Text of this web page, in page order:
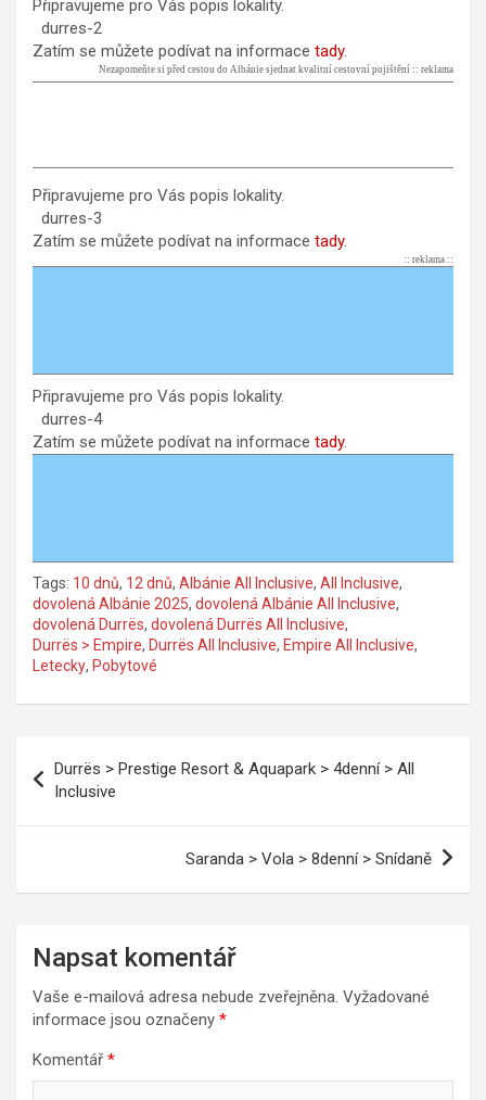
Připravujeme pro Vás popis lokality.
durres-2
Zatím se můžete podívat na informace tady.
Nezapomeňte si před cestou do Albánie sjednat kvalitní cestovní pojištění :: reklama
Připravujeme pro Vás popis lokality.
durres-3
Zatím se můžete podívat na informace tady.
:: reklama ::
Připravujeme pro Vás popis lokality.
durres-4
Zatím se můžete podívat na informace tady.
Tags: 10 dnů, 12 dnů, Albánie All Inclusive, All Inclusive,
dovolená Albánie 2025, dovolená Albánie All Inclusive,
dovolená Durrës, dovolená Durrës All Inclusive,
Durrës > Empire, Durrës All Inclusive, Empire All Inclusive,
Letecky, Pobytové
pro
příspěvek
Durrës > Prestige Resort & Aquapark > 4denní > All
Inclusive
Saranda > Vola > 8denní > Snídaně
Napsat komentář
Vaše e-mailová adresa nebude zveřejněna. Vyžadované
informace jsou označeny *
Komentář *